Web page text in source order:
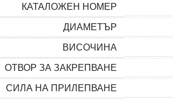
КАТАЛОЖЕН НОМЕР
ДИАМЕТЪР
ВИСОЧИНА
ОТВОР ЗА ЗАКРЕПВАНЕ
СИЛА НА ПРИЛЕПВАНЕ